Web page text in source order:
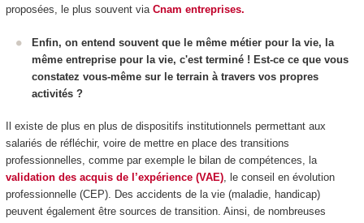
proposées, le plus souvent via Cnam entreprises.
Enfin, on entend souvent que le même métier pour la vie, la
même entreprise pour la vie, c'est terminé ! Est-ce ce que vous
constatez vous-même sur le terrain à travers vos propres
activités ?
Il existe de plus en plus de dispositifs institutionnels permettant aux
salariés de réfléchir, voire de mettre en place des transitions
professionnelles, comme par exemple le bilan de compétences, la
validation des acquis de l’expérience (VAE), le conseil en évolution
professionnelle (CEP). Des accidents de la vie (maladie, handicap)
peuvent également être sources de transition. Ainsi, de nombreuses